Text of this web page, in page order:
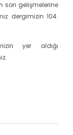
son gelişmelerine
dergimizin 104.
yer aldığı